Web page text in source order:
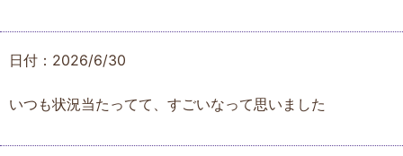
日付：2026/6/30
いつも状況当たってて、すごいなって思いました